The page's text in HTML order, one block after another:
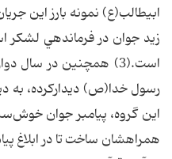
ابيطالب(ع) نمونه بارز اين
زید جوان در فرماندهي لشكر
است.(3) همچنین در سال‌
رسول‌ خدا(ص) ديداركرده‌، به‌
اين‌ گروه‌، پيامبر جوان‌
همراهشان‌ ساخت‌ تا در ابلاغ‌